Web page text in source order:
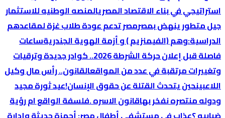
استراتيجي في بناء الاقتصاد المصريالمنصه الوطنيه للاستثمار
جيل متطور ينهض بمصرمصر تدعم عودة طلاب غزة لمقاعدهم
الدراسية:وهم (الفيمنزيم ) و أزمة الهوية الجندريةساعات
فاصلة قبل إعلان حركة الشرطة 2026.. كوادر جديدة وترقيات
وتغييرات مرتقبة في عدد من المواقعالقانون.. رأس مال وكيل
اللاعبينحين يتحدث القتلة عن حقوق الإنسان!عيد ثورة مجيد
ودوله منتصره نفخر بهاقانون الاسره .فلسفة الواقع ام رؤية